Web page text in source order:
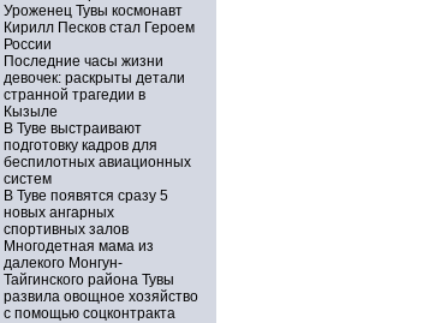
Уроженец Тувы космонавт
Кирилл Песков стал Героем
России
Последние часы жизни
девочек: раскрыты детали
странной трагедии в
Кызыле
В Туве выстраивают
подготовку кадров для
беспилотных авиационных
систем
В Туве появятся сразу 5
новых ангарных
спортивных залов
Многодетная мама из
далекого Монгун-
Тайгинского района Тувы
развила овощное хозяйство
с помощью соцконтракта